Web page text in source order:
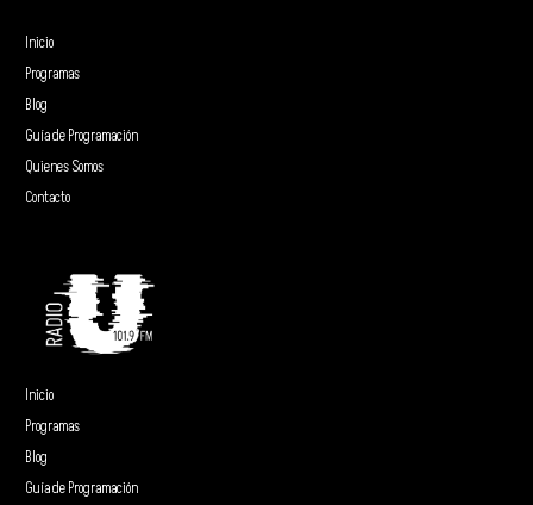
Inicio
Programas
Blog
Guía de Programación
Quienes Somos
Contacto
Inicio
Programas
Blog
Guía de Programación